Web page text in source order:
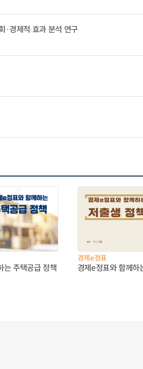
·경제적 효과 분석 연구
는 주택공급 정책
경제e정표
경제e정표와 함께하